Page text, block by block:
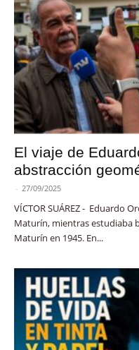
El viaje de
abstracción
- 27/09/2025
VÍCTOR SUÁREZ - Eduardo
Maturín, mientras estudiaba
Maturín en 1945. En...